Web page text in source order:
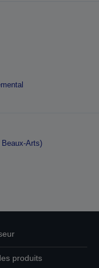
Arts)
produits